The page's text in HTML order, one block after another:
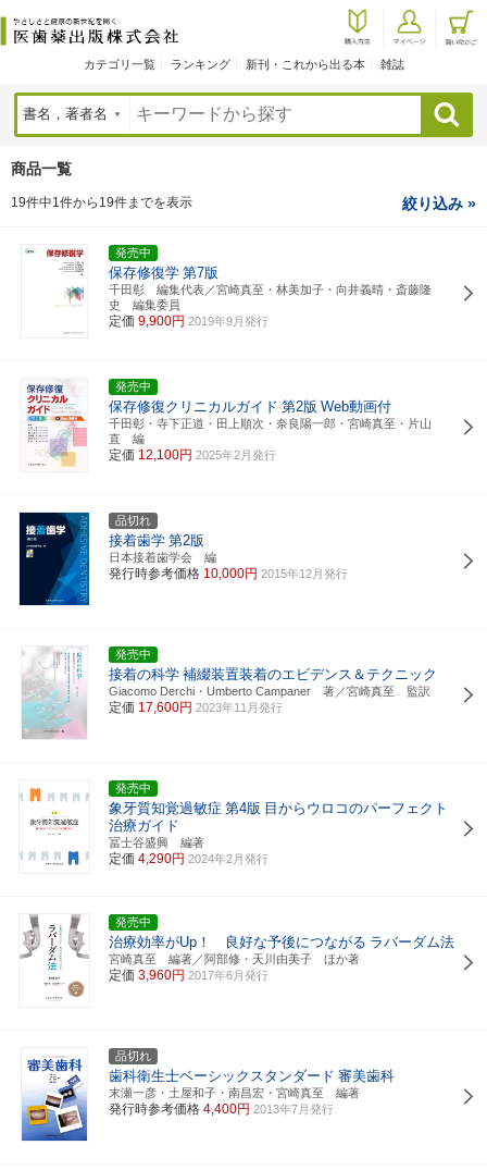
カテゴリ一覧 ランキング 新刊・これから出る本 雑誌
検索
商品一覧
19件中1件から19件までを表示 絞り込み »
発売中
保存修復学 第7版
千田彰 編集代表／宮崎真至・林美加子・向井義晴・斎藤隆
史 編集委員
定価 9,900円 2019年9月発行
発売中
保存修復クリニカルガイド 第2版 Web動画付
千田彰・寺下正道・田上順次・奈良陽一郎・宮崎真至・片山
直 編
定価 12,100円 2025年2月発行
品切れ
接着歯学 第2版
日本接着歯学会 編
発行時参考価格 10,000円 2015年12月発行
発売中
接着の科学 補綴装置装着のエビデンス＆テクニック
Giacomo Derchi・Umberto Campaner 著／宮崎真至 監訳
定価 17,600円 2023年11月発行
発売中
象牙質知覚過敏症 第4版 目からウロコのパーフェクト
治療ガイド
冨士谷盛興 編著
定価 4,290円 2024年2月発行
発売中
治療効率がUp！ 良好な予後につながる ラバーダム法
宮崎真至 編著／阿部修・天川由美子 ほか著
定価 3,960円 2017年6月発行
品切れ
歯科衛生士ベーシックスタンダード 審美歯科
末瀬一彦・土屋和子・南昌宏・宮崎真至 編著
発行時参考価格 4,400円 2013年7月発行